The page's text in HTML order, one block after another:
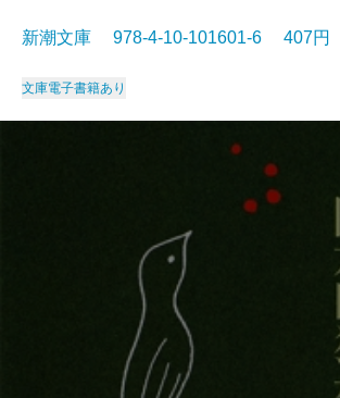
新潮文庫 978-4-10-101601-6 407円
文庫電子書籍あり